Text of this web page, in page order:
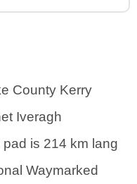
eiland te
County Kerry
Iveragh
is 214 km lang
Waymarked